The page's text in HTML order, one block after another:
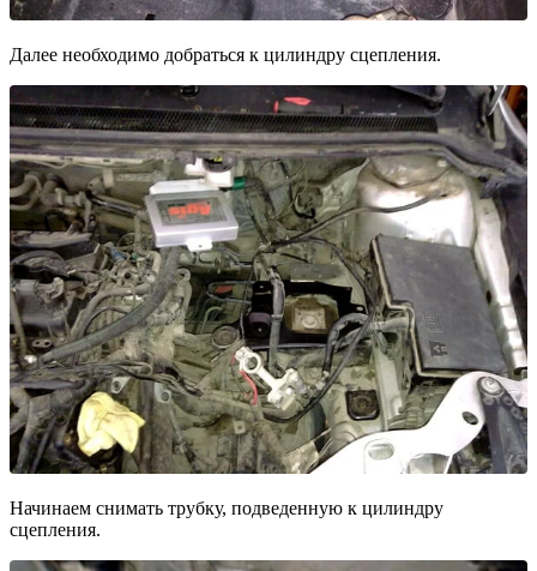
Далее необходимо добраться к цилиндру сцепления.
Начинаем снимать трубку, подведенную к цилиндру
сцепления.